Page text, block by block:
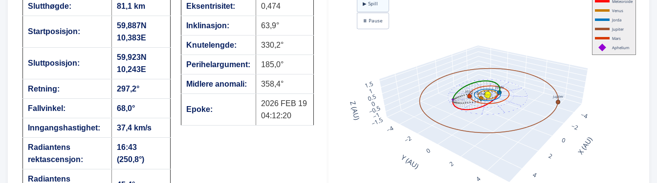
Slutthøgde: 81,1 km
Startposisjon:
59,887N
10,383E
Sluttposisjon:
59,923N
10,243E
Retning: 297,2°
Fallvinkel: 68,0°
Inngangshastighet: 37,4 km/s
Radiantens
rektascensjon:
16:43
(250,8°)
Radiantens
Eksentrisitet: 0,474
Inklinasjon: 63,9°
Knutelengde: 330,2°
Perihelargument: 185,0°
Midlere anomali: 358,4°
Epoke:
2026 FEB 19
04:12:20